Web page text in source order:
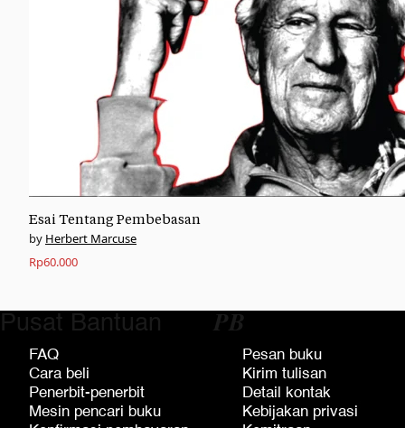
Esai Tentang Pembebasan
Herbert Marcuse
Rp60.000
Pusat Bantuan
FAQ
Cara beli
Penerbit-penerbit
Mesin pencari buku
𝑷𝑩
Pesan buku
Kirim tulisan
Detail kontak
Kebijakan privasi